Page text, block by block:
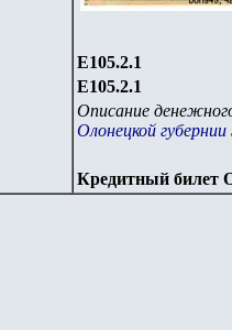
Е105.2.1
Е105.2.1
Описание
Олонецкой губернии
Кредитный билет